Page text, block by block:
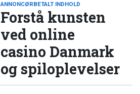
ANNONCØRBETALT INDHOLD
Forstå kunsten
ved online
casino Danmark
og spiloplevelser